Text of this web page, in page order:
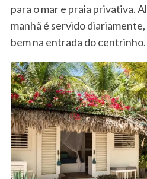
para o mar e praia privativa.
manhã é servido
bem na entrada do centrinho.